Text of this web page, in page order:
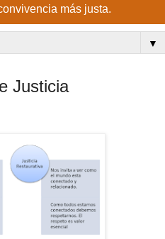
más justa.
▼
Justicia